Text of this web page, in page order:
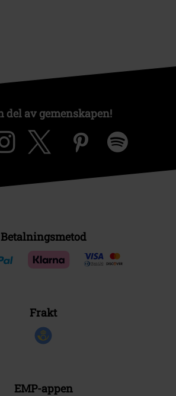
del av gemenskapen!
Betalningsmetod
Frakt
EMP-appen